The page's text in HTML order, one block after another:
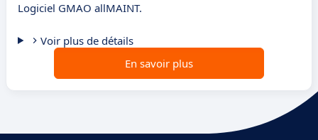
Logiciel GMAO allMAINT.
Voir plus de détails
En savoir plus